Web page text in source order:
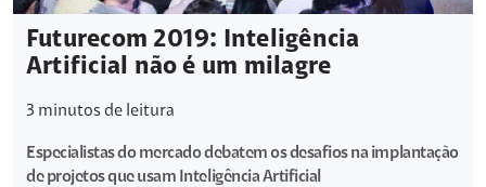
Futurecom 2019: Inteligência
Artificial não é um milagre
3 minutos de leitura
Especialistas do mercado debatem os desafios na implantação
de projetos que usam Inteligência Artificial